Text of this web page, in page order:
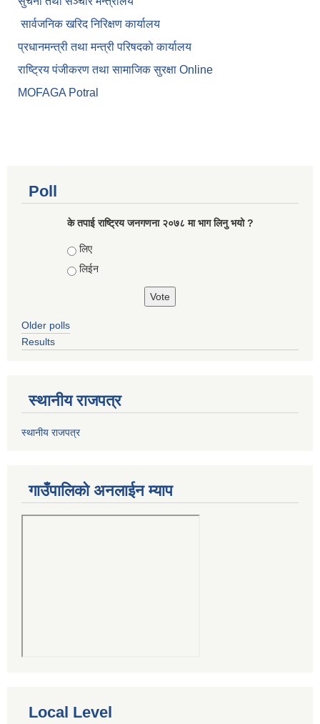
सार्वजनिक खरिद निरिक्षण कार्यालय
प्रधानमन्त्री तथा मन्त्री परिषदकाे कार्यालय
राष्ट्रिय पंजीकरण तथा सामाजिक सुरक्षा Online
MOFAGA Potral
Poll
के तपाई राष्ट्रिय जनगणना २०७८ मा भाग लिनु भयो ?
Choices
लिए
लिईन
Older polls
Results
स्थानीय राजपत्र
स्थानीय राजपत्र
गाउँपालिको अनलाईन म्याप
Local Level